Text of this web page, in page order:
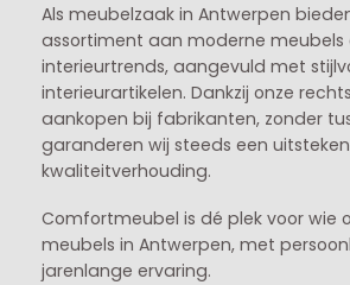
Als meubelzaak in Antwerpen
assortiment aan moderne meubels
interieurtrends, aangevuld met
interieurartikelen. Dankzij onze
aankopen bij fabrikanten, zonder
garanderen wij steeds een
kwaliteitverhouding.
Comfortmeubel is dé plek voor wie
meubels in Antwerpen, met
jarenlange ervaring.